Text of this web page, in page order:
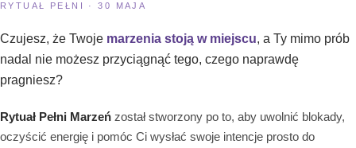
RYTUAŁ PEŁNI · 30 MAJA
Czujesz, że Twoje marzenia stoją w miejscu, a Ty mimo prób
nadal nie możesz przyciągnąć tego, czego naprawdę
pragniesz?
Rytuał Pełni Marzeń został stworzony po to, aby uwolnić blokady,
oczyścić energię i pomóc Ci wysłać swoje intencje prosto do